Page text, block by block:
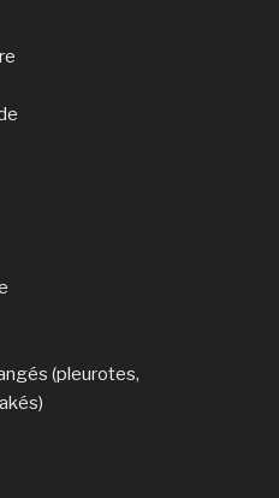
(pleurotes,